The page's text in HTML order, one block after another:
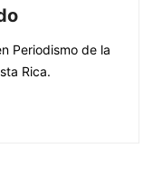
Periodismo de la
Rica.